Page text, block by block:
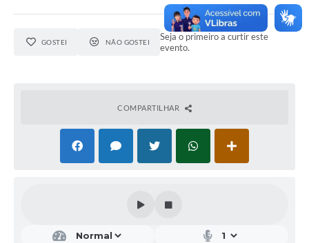
GOSTEI NÃO GOSTEI
Seja o primeiro a curtir este
evento.
COMPARTILHAR